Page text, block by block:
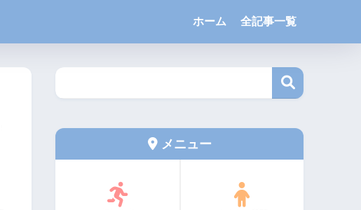
ホーム 全記事一覧
メニュー